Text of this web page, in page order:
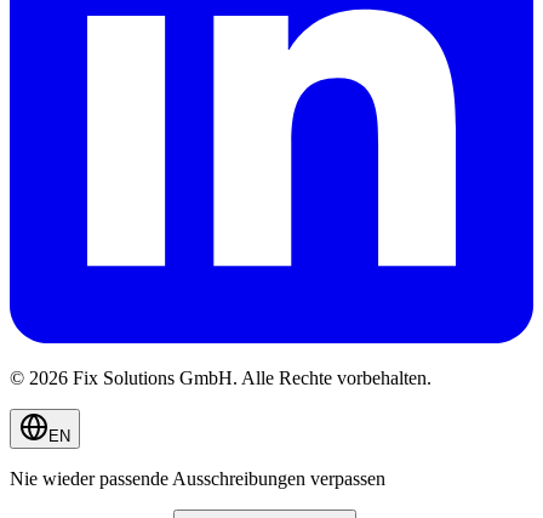
© 2026 Fix Solutions GmbH. Alle Rechte vorbehalten.
EN
Nie wieder passende Ausschreibungen verpassen